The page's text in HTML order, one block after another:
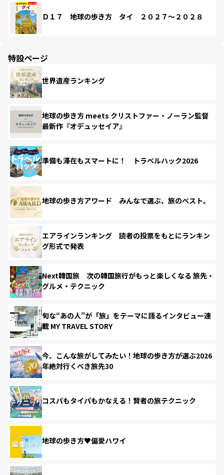
Ｄ１７ 地球の歩き方 タイ ２０２７～２０２８
特設ページ
世界遺産ランキング
地球の歩き方 meets クリストファー・ノーラン監督
最新作『オデュッセイア』
準備も滞在もスマートに！ トラベルハック2026
地球の歩き方アワード みんなで選ぶ、旅のベスト。
エアラインランキング 読者の投票をもとにランキン
グ形式で発表
Next韓国旅 次の韓国旅行がもっと楽しくなる 旅先・
グルメ・テクニック
旬な“あの人”が「旅」をテーマに語るインタビュー連
載 MY TRAVEL STORY
今、こんな旅がしてみたい！地球の歩き方が選ぶ2026
年絶対行くべき旅先30
コスパもタイパもかなえる！賢者の旅テクニック
地球の歩き方♥偏愛ハワイ